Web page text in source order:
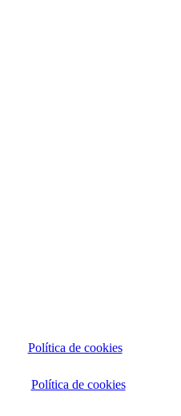
Política de cookies
Política de cookies